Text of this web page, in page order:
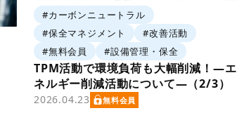
#カーボンニュートラル
#保全マネジメント
#改善活動
#無料会員
#設備管理・保全
TPM活動で環境負荷も大幅削減！―エ
ネルギー削減活動について―（2/3）
2026.04.23 無料会員